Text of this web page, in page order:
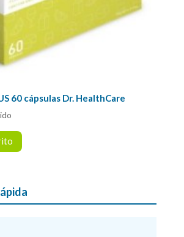
60 cápsulas Dr. HealthCare